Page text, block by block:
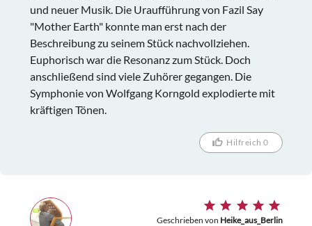
und neuer Musik. Die Uraufführung von Fazil Say
"Mother Earth" konnte man erst nach der
Beschreibung zu seinem Stück nachvollziehen.
Euphorisch war die Resonanz zum Stück. Doch
anschließend sind viele Zuhörer gegangen. Die
Symphonie von Wolfgang Korngold explodierte mit
kräftigen Tönen.
Hilfreich 0
Geschrieben von Heike_aus_Berlin